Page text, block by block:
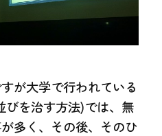
が大学で行われている
びを治す方法)では、無
多く、その後、そのひ